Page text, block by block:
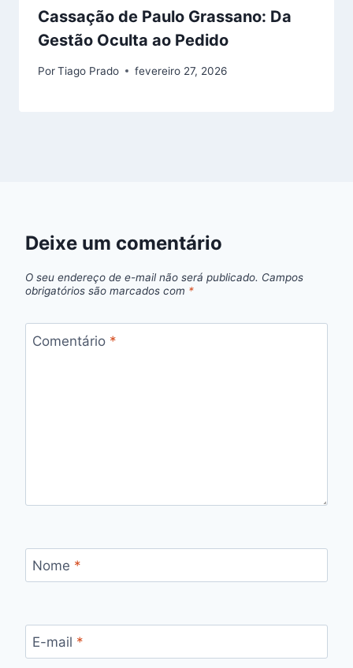
Cassação de Paulo Grassano: Da
Gestão Oculta ao Pedido
PorTiago Prado fevereiro 27, 2026
Deixe um comentário
O seu endereço de e-mail não será publicado. Campos
obrigatórios são marcados com *
Comentário *
Nome *
E-mail *